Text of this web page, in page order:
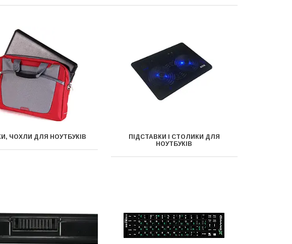
ЧОХЛИ ДЛЯ НОУТБУКІВ
ПІДСТАВКИ І СТОЛИКИ ДЛЯ
НОУТБУКІВ